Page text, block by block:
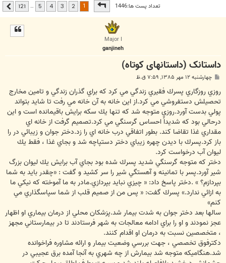
تعداد پست ها:1446صفحه1
121
2
3
4
5
…
121 بعدی
Major I
ganjineh
داستانک (داستانهای کوتاه)
پ
ت
چهارشنبه ۱۲ مهر ۱۳۸۵, ۷:۵۹ ق.ظ
روزي روزگاري پسرك فقيري زندگي مي كرد كه براي گذران زندگي و تامين مخارج
تحصيلش دستفروشي مي كرد.از اين خانه به آن خانه مي رفت تا شايد بتواند
پولي بدست آورد.روزي متوجه شد كه تنها يك سكه برايش باقيمانده است و اين
درحالي بود كه شديداً احساس گرسنگي مي كرد.تصميم گرفت از خانه اي
مقداري غذا تقاضا كند. بطور اتفاقي درب خانه اي را زد.دختر جوان و زيبائي در را
باز كرد.پسرك با ديدن چهره زيباي دختر دستپاچه شد و بجاي غذا ، فقط يك
ليوان آب درخواست كرد.
دختر كه متوجه گرسنگي شديد پسرك شده بود بجاي آب برايش يك ليوان بزرگ
شير آورد.پسر با تمانينه و آهستگي شير را سر كشيد و گفت : «چقدر بايد به شما
بپردازم؟ » .دختر پاسخ داد: « چيزي نبايد بپردازي.مادر به ما آموخته كه نيكي ما
به ازائي ندارد.» پسرك گفت: « پس من از صميم قلب از شما سپاسگذاري مي
كنم»
سالها بعد دختر جوان به شدت بيمار شد.پزشكان محلي از درمان بيماري او اظهار
عجز نمودند و او را براي ادامه معالجات به شهر فرستادند تا در بيمارستاني مجهز
، متخصصين نسبت به درمان او اقدام كنند.
دكترفوق تخصصي ، جهت بررسي وضعيت بيمار و ارائه مشاوره فراخوانده
شد.هنگاميكه متوجه شد بيمارش از چه شهري به آنجا آمده برق عجيبي در